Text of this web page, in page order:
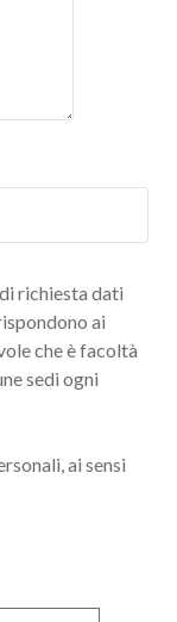
richiesta dati
ai
che è facoltà
sedi ogni
ai sensi